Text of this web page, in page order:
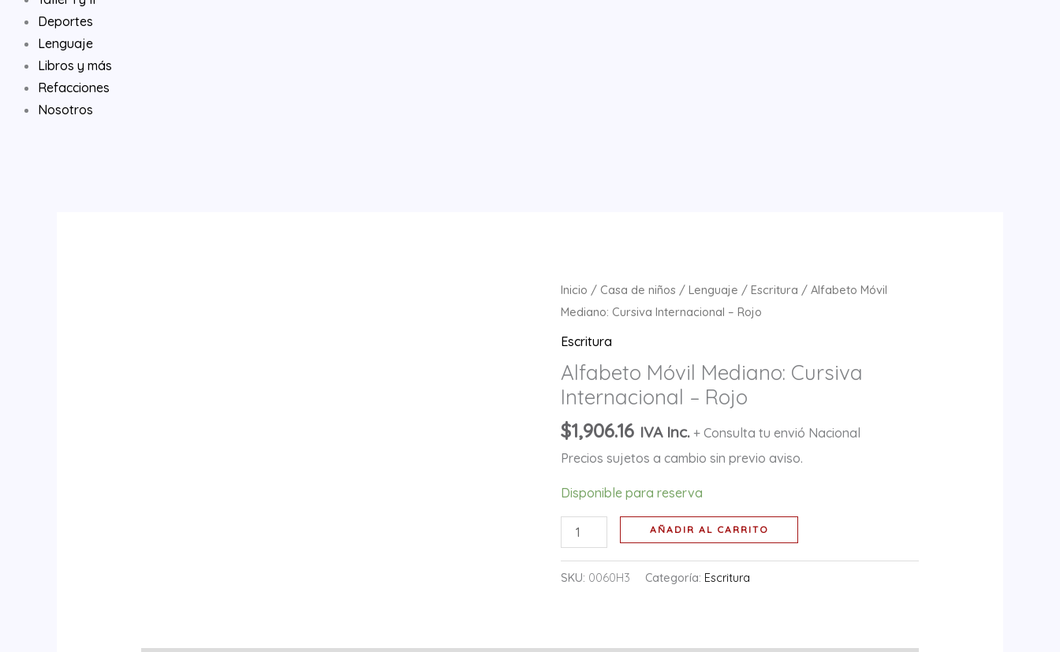
Deportes
Lenguaje
Libros y más
Refacciones
Nosotros
Inicio / Casa de niños /Lenguaje /Escritura / Alfabeto Móvil
Mediano: Cursiva Internacional – Rojo
Escritura
Alfabeto Móvil Mediano: Cursiva
Internacional – Rojo
$1,906.16 IVA Inc. + Consulta tu envió Nacional
Precios sujetos a cambio sin previo aviso.
Disponible para reserva
Alfabeto
Móvil
Mediano:
Internacional
-
Rojo
cantidad
AÑADIR AL CARRITO
SKU: 0060H3 Categoría: Escritura